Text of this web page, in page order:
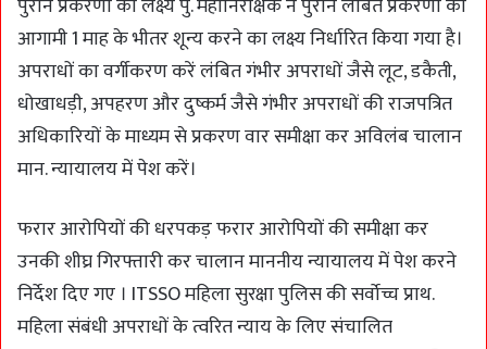
आगामी 1 माह के भीतर शून्य करने का लक्ष्य निर्धारित किया गया है।
अपराधों का वर्गीकरण करें लंबित गंभीर अपराधों जैसे लूट, डकैती,
धोखाधड़ी, अपहरण और दुष्कर्म जैसे गंभीर अपराधों की राजपत्रित
अधिकारियों के माध्यम से प्रकरण वार समीक्षा कर अविलंब चालान
मान. न्यायालय में पेश करें।
फरार आरोपियों की धरपकड़ फरार आरोपियों की समीक्षा कर
उनकी शीघ्र गिरफ्तारी कर चालान माननीय न्यायालय में पेश करने
निर्देश दिए गए । ITSSO महिला सुरक्षा पुलिस की सर्वाेच्च प्राथ.
महिला संबंधी अपराधों के त्वरित न्याय के लिए संचालित